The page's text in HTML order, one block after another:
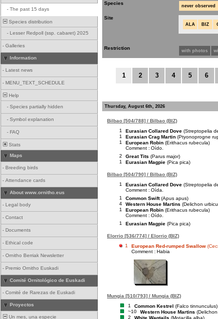
- The past 15 days
Species distribution
- Lesser Redpoll (ssp. cabaret) 2025
- Galleries
Information
- Latest news
- MENU_TEXT_SCHEDULE
Help
- Species partially hidden
- Symbol explanation
- FAQ
Stats
Maps
- Breeding birds
- Attendance cards
About www.ornitho.eus
- Legal body
- Contact
- Documents
- Ethical code
- Ornitho Berriak Newsletter
- Premio Ornitho Euskadi
Comité Ornitológico de Euskadi
- Comité de Rarezas de Euskadi
Proyectos
Un mes, una especie
Species
never observed
Site
ALA BIZ
Restriction with photos
1 2 3 4 5 6
Thursday, August 6th, 2026
Bilbao [504/788] / Bilbao (BIZ)
1
Eurasian Collared Dove (Streptopelia
1
Eurasian Crag Martin (Ptyonoprogne
1
European Robin (Erithacus rubecula)
Comment : Oído.
2
Great Tits (Parus major)
1
Eurasian Magpie (Pica pica)
Bilbao [504/790] / Bilbao (BIZ)
1
Eurasian Collared Dove (Streptopelia
Comment : Oída.
1
Common Swift (Apus apus)
4
Western House Martins (Delichon
1
European Robin (Erithacus rubecula)
Comment : Oído.
1
Eurasian Magpie (Pica pica)
Elorrio [536/774] / Elorrio (BIZ)
1
European Red-rumped Swallow
Comment : Habia
Mungia [510/793] / Mungia (BIZ)
1
Common Kestrel (Falco tinnunculus)
~10
Western House Martins
2
White Wagtails (Motacilla alba)